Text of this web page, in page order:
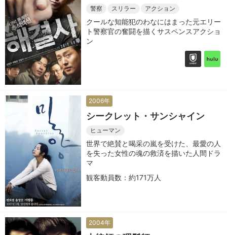
警察 スリラー アクション
クールな知能犯のわなにはまった元エリー
ト警察官の奮闘を描くサスペンスアクショ
ン
2006年
シークレット・サンシャイン
ヒューマン
世界で絶賛と喝采の嵐を受けた、最愛の人
を失った女性の魂の救済を描いた人間ドラ
マ
観客動員数：約171万人
2004年